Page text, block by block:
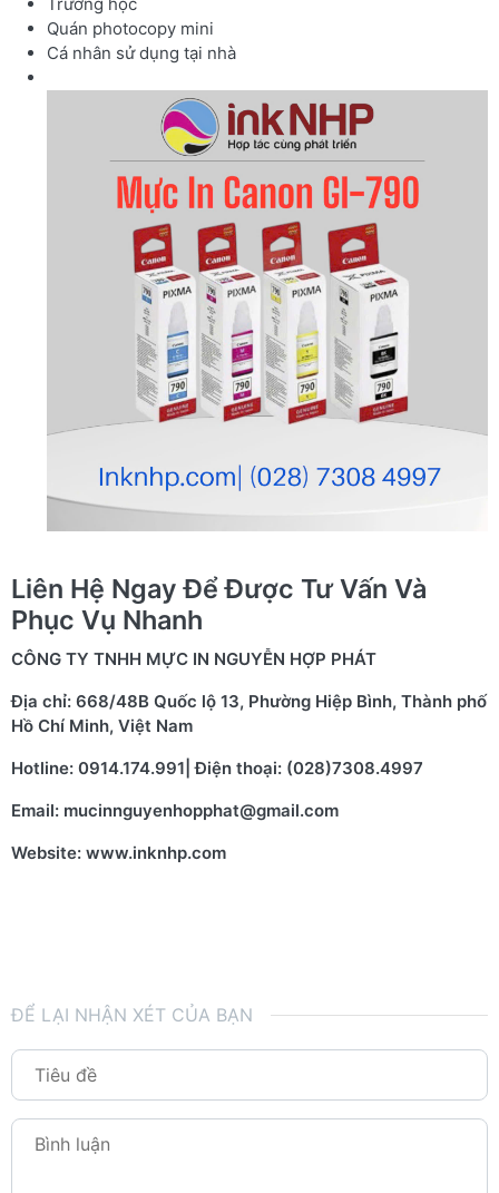
Quán photocopy mini
Cá nhân sử dụng tại nhà
Liên Hệ Ngay Để Được Tư Vấn Và
Phục Vụ Nhanh
CÔNG TY TNHH MỰC IN NGUYỄN HỢP PHÁT
Địa chỉ: 668/48B Quốc lộ 13, Phường Hiệp Bình, Thành phố
Hồ Chí Minh, Việt Nam
Hotline: 0914.174.991| Điện thoại: (028)7308.4997
Email: mucinnguyenhopphat@gmail.com
Website: www.inknhp.com
ĐỂ LẠI NHẬN XÉT CỦA BẠN